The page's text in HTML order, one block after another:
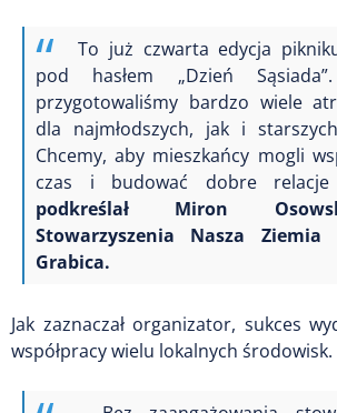
To już czwarta edycja
pod hasłem „Dzień
przygotowaliśmy bardzo wiele
dla najmłodszych, jak i
Chcemy, aby mieszkańcy mogli
czas i budować dobre relacje
podkreślał Miron
Stowarzyszenia Nasza Ziemia
Grabica.
Jak zaznaczał organizator, sukces
współpracy wielu lokalnych środowisk.